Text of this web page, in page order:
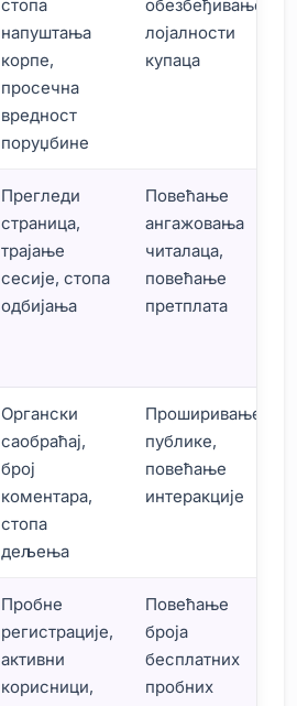
стопа
напуштања
корпе,
просечна
вредност
поруџбине
обезбеђивање
лојалности
купаца
Прегледи
страница,
трајање
сесије, стопа
одбијања
Повећање
ангажовања
читалаца,
повећање
претплата
Органски
саобраћај,
број
коментара,
стопа
дељења
Проширивање
публике,
повећање
интеракције
Пробне
регистрације,
активни
корисници,
Повећање
броја
бесплатних
пробних